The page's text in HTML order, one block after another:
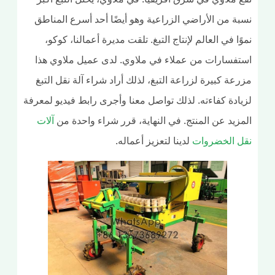
من الأراضي الزراعية وهو أيضًا أحد أسرع المناطق
في العالم لإنتاج التبغ. تلقت مديرة أعمالنا، كوكو،
من عملاء في ملاوي. لدى عميل ملاوي هذا
كبيرة لزراعة التبغ، لذلك أراد شراء آلة نقل التبغ
كفاءته. لذلك تواصل معنا وأجرى رابط فيديو لمعرفة
عن المنتج. في النهاية، قرر شراء واحدة منآلات
الخضرواتلدينا لتعزيز أعماله.